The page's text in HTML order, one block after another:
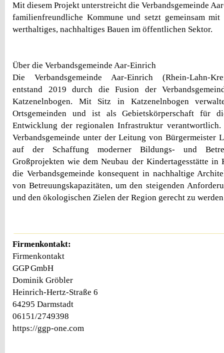
Mit diesem Projekt unterstreicht die Verbandsgemeinde
familienfreundliche Kommune und setzt gemeinsam
werthaltiges, nachhaltiges Bauen im öffentlichen Sektor.
Über die Verbandsgemeinde Aar-Einrich
Die Verbandsgemeinde Aar-Einrich (Rhein-Lahn-
entstand 2019 durch die Fusion der
Katzenelnbogen. Mit Sitz in Katzenelnbogen
Ortsgemeinden und ist als Gebietskörperschaft für
Entwicklung der regionalen Infrastruktur verantwortlich.
Verbandsgemeinde unter der Leitung von Bürgermeister
auf der Schaffung moderner Bildungs- und
Großprojekten wie dem Neubau der Kindertagesstätte in
die Verbandsgemeinde konsequent in nachhaltige
von Betreuungskapazitäten, um den steigenden
und den ökologischen Zielen der Region gerecht zu
Firmenkontakt:
Firmenkontakt
GGP GmbH
Dominik Gröbler
Heinrich-Hertz-Straße 6
64295 Darmstadt
06151/2749398
https://ggp-one.com